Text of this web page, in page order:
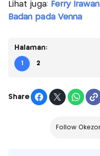
Lihat juga: Ferry
Badan pada Venna
Halaman:
1 2
Share
Follow